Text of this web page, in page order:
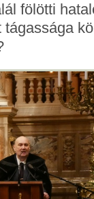
fölötti